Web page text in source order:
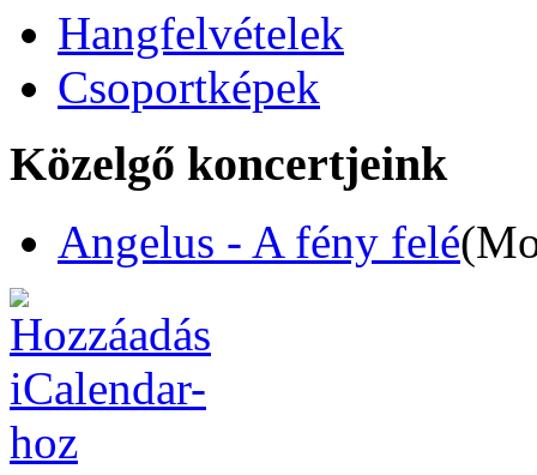
Hangfelvételek
Csoportképek
Közelgő koncertjeink
Angelus - A fény felé